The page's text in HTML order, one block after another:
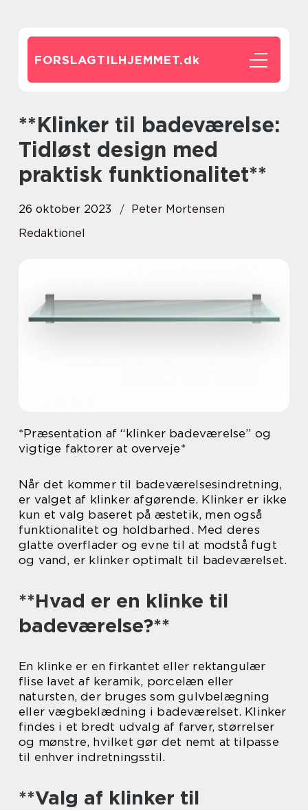
FORSLAGTILHJEMMET.dk
**Klinker til badeværelse:
Tidløst design med
praktisk funktionalitet**
26 oktober 2023
Peter Mortensen
Redaktionel
*Præsentation af “klinker badeværelse” og
vigtige faktorer at overveje*
Når det kommer til badeværelsesindretning,
er valget af klinker afgørende. Klinker er ikke
kun et valg baseret på æstetik, men også
funktionalitet og holdbarhed. Med deres
glatte overflader og evne til at modstå fugt
og vand, er klinker optimalt til badeværelset.
**Hvad er en klinke til
badeværelse?**
En klinke er en firkantet eller rektangulær
flise lavet af keramik, porcelæn eller
natursten, der bruges som gulvbelægning
eller vægbeklædning i badeværelset. Klinker
findes i et bredt udvalg af farver, størrelser
og mønstre, hvilket gør det nemt at tilpasse
til enhver indretningsstil.
**Valg af klinker til